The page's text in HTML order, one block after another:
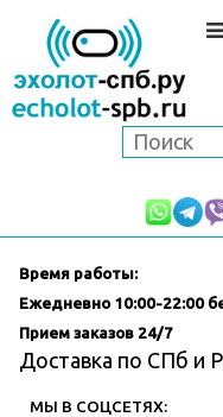
Время работы:
Ежедневно 10:00-22:00
Прием заказов 24/7
Доставка по СПб и
МЫ В СОЦСЕТЯХ: